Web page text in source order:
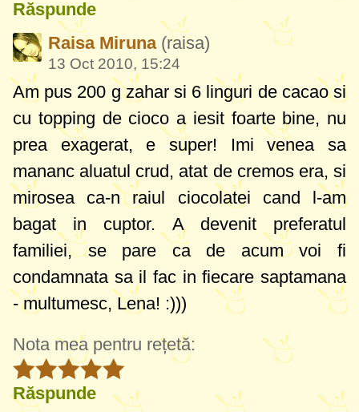
Răspunde
Raisa Miruna (raisa)
13 Oct 2010, 15:24
Am pus 200 g zahar si 6 linguri de cacao si
cu topping de cioco a iesit foarte bine, nu
prea exagerat, e super! Imi venea sa
mananc aluatul crud, atat de cremos era, si
mirosea ca-n raiul ciocolatei cand l-am
bagat in cuptor. A devenit preferatul
familiei, se pare ca de acum voi fi
condamnata sa il fac in fiecare saptamana
- multumesc, Lena! :)))
Nota mea pentru rețetă:
Răspunde